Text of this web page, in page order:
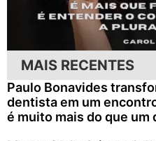
MAIS RECENTES
Paulo Bonavides
dentista em um
é muito mais do que um